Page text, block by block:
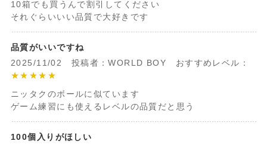
10箱でも買うんで割引してください
それぐらいいい品質で大好きです
品質がいいですね
2025/11/02 投稿者：WORLD BOY おすすめレベル：
★★★★★
ニッタクのボールに似ています
ゲーム練習にも使えるレベルの品質だと思う
100個入りがほしい